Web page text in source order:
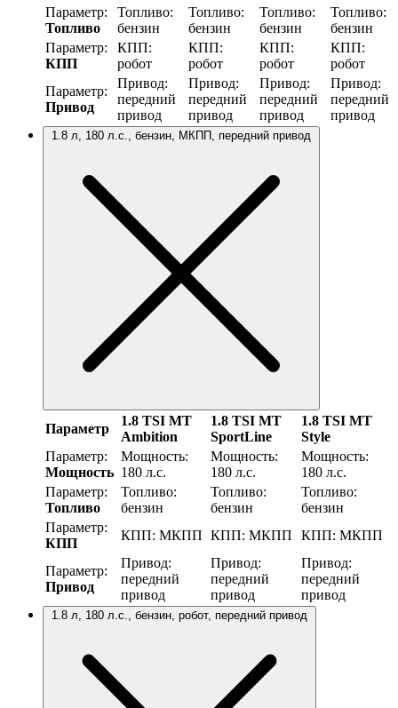
Параметр:
Топливо
Топливо:
бензин
Топливо:
бензин
Топливо:
бензин
Топливо:
бензин
Параметр:
КПП
КПП:
робот
КПП:
робот
КПП:
робот
КПП:
робот
Параметр:
Привод
Привод:
передний
привод
Привод:
передний
привод
Привод:
передний
привод
Привод:
передний
привод
1.8 л, 180 л.с., бензин, МКПП, передний привод
Параметр
1.8 TSI MT
Ambition
1.8 TSI MT
SportLine
1.8 TSI MT
Style
Параметр:
Мощность
Мощность:
180 л.с.
Мощность:
180 л.с.
Мощность:
180 л.с.
Параметр:
Топливо
Топливо:
бензин
Топливо:
бензин
Топливо:
бензин
Параметр:
КПП
КПП: МКПП КПП: МКПП КПП: МКПП
Параметр:
Привод
Привод:
передний
привод
Привод:
передний
привод
Привод:
передний
привод
1.8 л, 180 л.с., бензин, робот, передний привод